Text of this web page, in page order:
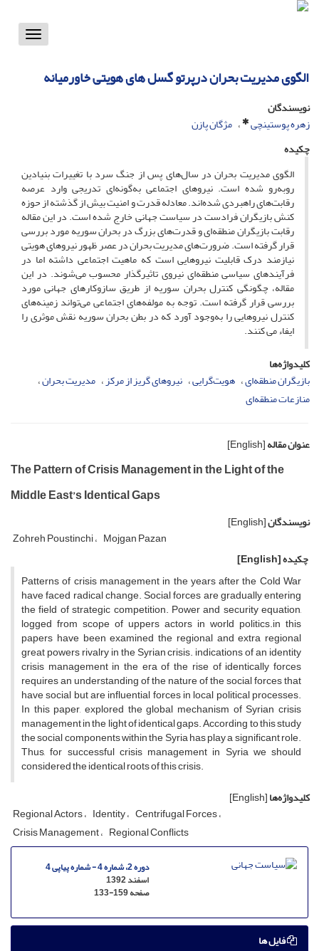
Toggle
الگوی مدیریت بحران درپرتو گسل های هویتی خاورمیانه
نویسندگان
زهره پوستینچی
مژگان پازن
چکیده
الگوی مدیریت بحران در سال‌های پس از جنگ سرد با تغییرات بنیادین
روبه‌رو شده است. نیروهای اجتماعی به‌گونه‌ای تدریجی وارد عرصه
رقابت‌های راهبردی شده‌اند. معادله قدرت و امنیت بیش از گذشته از حوزه
کنش بازیگران فرادست در سیاست جهانی خارج شده است. در این مقاله
رقابت بازیگران منطقه‌ای و قدرت‌های بزرگ در بحران سوریه مورد بررسی
قرار گرفته است. ضرورت‌های مدیریت بحران در عصر ظهور نیروهای هویتی
نیازمند درک قابلیت نیروهایی است که ماهیت اجتماعی داشته اما در
فرآیندهای سیاسی منطقه‌ای نیروی تاثیرگذار محسوب می‌شوند. در این
مقاله، چگونگی کنترل بحران سوریه از طریق سازوکارهای جهانی مورد
بررسی قرار گرفته است. توجه به مولفه‌های اجتماعی می‌تواند زمینه‌های
کنترل نیروهایی را به‌وجود آورد که در بطن بحران سوریه نقش موثری را
ایفاء می‌ کنند.
کلیدواژه‌ها
بازیگران منطقه‌ای هویت‌گرایی نیروهای گریز از مرکز مدیریت بحران
منازعات منطقه‌ای
عنوان مقاله[English]
The Pattern of Crisis Management in the Light of the
Middle East’s Identical Gaps
نویسندگان[English]
Zohreh Poustinchi Mojgan Pazan
چکیده[English]
Patterns of crisis management in the years after the Cold War
have faced radical change. Social forces are gradually entering
the field of strategic competition. Power and security equation,
logged from scope of uppers actors in world politics.in this
papers have been examined the regional and extra regional
great powers rivalry in the Syrian crisis. indications of an identity
crisis management in the era of the rise of identically forces
requires an understanding of the nature of the social forces that
have social but are influential forces in local political processes.
In this paper, explored the global mechanism of Syrian crisis
management in the light of identical gaps. According to this study
the social components within the Syria has play a significant role.
Thus, for successful crisis management in Syria we should
considered the identical roots of this crisis.
کلیدواژه‌ها[English]
Regional Actors Identity Centrifugal Forces
Crisis Management Regional Conflicts
دوره 2، شماره 4 - شماره پیاپی 4
اسفند 1392
صفحه133-159
فایل ها